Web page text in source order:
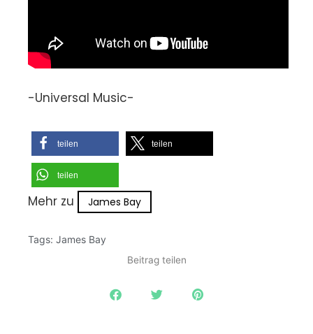
-Universal Music-
teilen teilen
teilen
Mehr zu James Bay
Tags: James Bay
Beitrag teilen